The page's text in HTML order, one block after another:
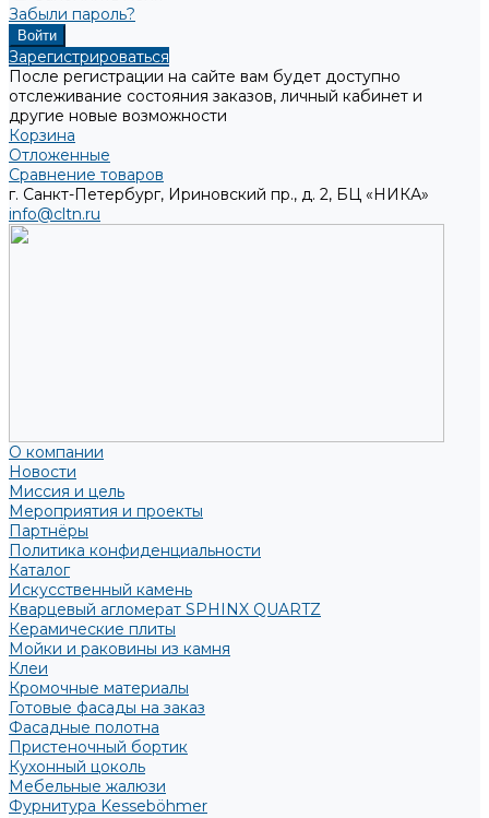
Забыли пароль?
Зарегистрироваться
После регистрации на сайте вам будет доступно
отслеживание состояния заказов, личный кабинет и
другие новые возможности
Корзина
Отложенные
Сравнение товаров
г. Санкт-Петербург, Ириновский пр., д. 2, БЦ «НИКА»
info@cltn.ru
О компании
Новости
Миссия и цель
Мероприятия и проекты
Партнёры
Политика конфиденциальности
Каталог
Искусственный камень
Кварцевый агломерат SPHINX QUARTZ
Керамические плиты
Мойки и раковины из камня
Клеи
Кромочные материалы
Готовые фасады на заказ
Фасадные полотна
Пристеночный бортик
Кухонный цоколь
Мебельные жалюзи
Фурнитура Kesseböhmer